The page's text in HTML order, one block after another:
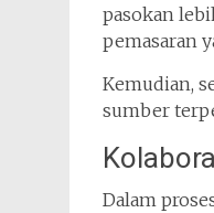
pasokan
pemasaran
Kemudian,
sumber
Dalam